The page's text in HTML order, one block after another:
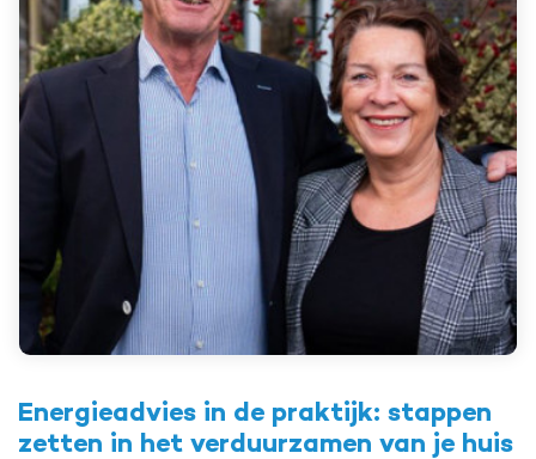
Energieadvies in de praktijk: stappen
zetten in het verduurzamen van je huis